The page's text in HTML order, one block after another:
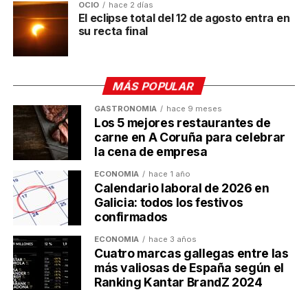
A CONTINUACIÓN
Ecosystems 2030 regresa a Coruña por su 5ª
edición
E.nova Enerxía inaugura su primera planta de
energía distribuida
Ulises Galicia
Actualidad económica, negocios, comunicación y marketing
digital en Galicia
OCIO hace 2 días
El eclipse total del 12 de agosto entra en
su recta final
MÁS POPULAR
GASTRONOMÍA hace 9 meses
Los 5 mejores restaurantes de
carne en A Coruña para celebrar
la cena de empresa
ECONOMÍA hace 1 año
Calendario laboral de 2026 en
Galicia: todos los festivos
confirmados
ECONOMÍA hace 3 años
Cuatro marcas gallegas entre las
más valiosas de España según el
Ranking Kantar BrandZ 2024